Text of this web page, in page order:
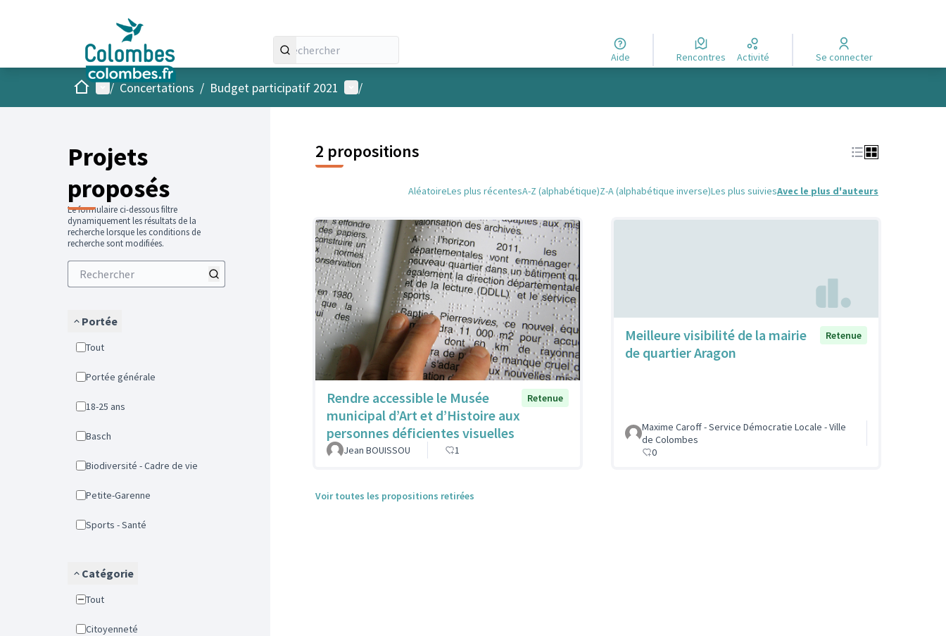
Aide Rencontres Activité Se connecter
AccueilMenu principal
/ Concertations / Budget participatif 2021 Menu utilisateur
/
Projets
proposés
Le formulaire ci-dessous filtre
dynamiquement les résultats de la
recherche lorsque les conditions de
recherche sont modifiées.
Portée
Tout
Portée générale
18-25 ans
Basch
Biodiversité - Cadre de vie
Petite-Garenne
Sports - Santé
Catégorie
Tout
Citoyenneté
2 propositions
AléatoireLes plus récentesA-Z (alphabétique)Z-A (alphabétique inverse)Les plus suiviesAvec le plus d'auteurs
Rendre accessible le Musée
municipal d’Art et d’Histoire aux
personnes déficientes visuelles
Retenue
Jean BOUISSOU 1
Meilleure visibilité de la mairie
de quartier Aragon
Retenue
Maxime Caroff - Service Démocratie Locale - Ville
de Colombes
0
Voir toutes les propositions retirées